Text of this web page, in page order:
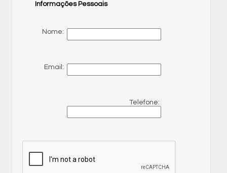
Informações Pessoais
Nome:
Email:
Telefone: